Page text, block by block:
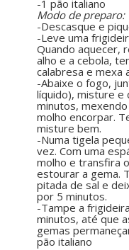
-1 pão italiano
Modo de preparo:
-Descasque e
-Leve uma
Quando aquecer,
alho e a cebola,
calabresa e mexa
-Abaixe o fogo,
líquido), misture e
minutos,
molho encorpar.
misture bem.
-Numa tigela
vez. Com uma
molho e transfira
estourar a gema.
pitada de sal e
por 5 minutos.
-Tampe a
minutos, até que
gemas
pão italiano